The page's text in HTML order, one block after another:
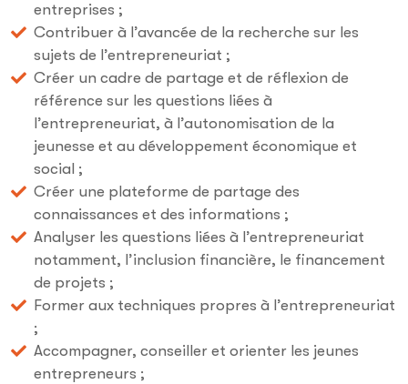
entreprises ;
Contribuer à l’avancée de la recherche sur les
sujets de l’entrepreneuriat ;
Créer un cadre de partage et de réflexion de
référence sur les questions liées à
l’entrepreneuriat, à l’autonomisation de la
jeunesse et au développement économique et
social ;
Créer une plateforme de partage des
connaissances et des informations ;
Analyser les questions liées à l’entrepreneuriat
notamment, l’inclusion financière, le financement
de projets ;
Former aux techniques propres à l’entrepreneuriat
;
Accompagner, conseiller et orienter les jeunes
entrepreneurs ;